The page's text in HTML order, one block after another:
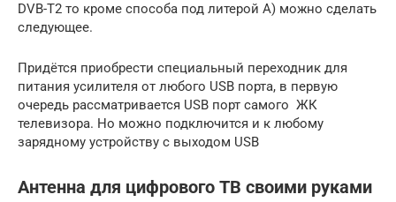
DVB-T2 то кроме способа под литерой А) можно сделать
следующее.
Придётся приобрести специальный переходник для
питания усилителя от любого USB порта, в первую
очередь рассматривается USB порт самого ЖК
телевизора. Но можно подключится и к любому
зарядному устройству с выходом USB
Антенна для цифрового ТВ своими руками